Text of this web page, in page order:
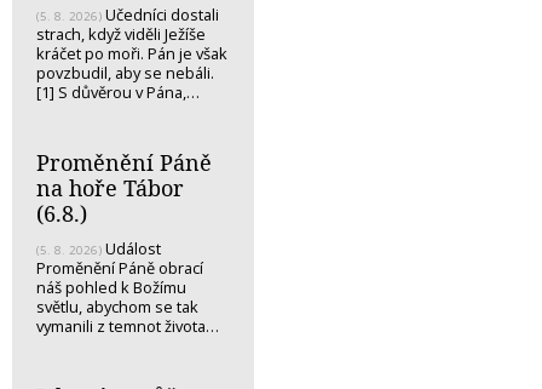
(5. 8. 2026) Učedníci dostali
strach, když viděli Ježíše
kráčet po moři. Pán je však
povzbudil, aby se nebáli.
[1] S důvěrou v Pána,…
Proměnění Páně
na hoře Tábor
(6.8.)
(5. 8. 2026) Událost
Proměnění Páně obrací
náš pohled k Božímu
světlu, abychom se tak
vymanili z temnot života…